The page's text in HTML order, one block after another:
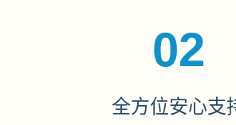
02
全方位安心支